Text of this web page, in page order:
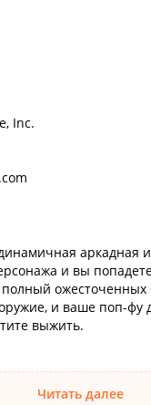
Inc.
аркадная
и вы
ожесточенных
и ваше поп-фу
выжить.
Читать далее